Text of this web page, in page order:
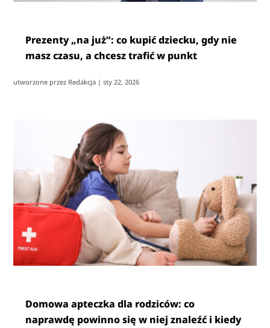
Prezenty „na już”: co kupić dziecku, gdy nie
masz czasu, a chcesz trafić w punkt
utworzone przez Redakcja |sty 22, 2026
Domowa apteczka dla rodziców: co
naprawdę powinno się w niej znaleźć i kiedy